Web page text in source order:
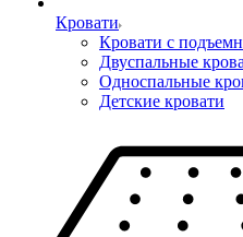
Кровати
Кровати с
Двуспальные
Односпальные
Детские кровати